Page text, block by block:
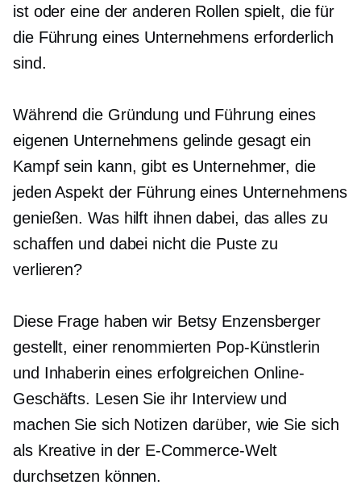
ist oder eine der anderen Rollen spielt, die für
die Führung eines Unternehmens erforderlich
sind.
Während die Gründung und Führung eines
eigenen Unternehmens gelinde gesagt ein
Kampf sein kann, gibt es Unternehmer, die
jeden Aspekt der Führung eines Unternehmens
genießen. Was hilft ihnen dabei, das alles zu
schaffen und dabei nicht die Puste zu
verlieren?
Diese Frage haben wir Betsy Enzensberger
gestellt, einer renommierten Pop-Künstlerin
und Inhaberin eines erfolgreichen Online-
Geschäfts. Lesen Sie ihr Interview und
machen Sie sich Notizen darüber, wie Sie sich
als Kreative in der E-Commerce-Welt
durchsetzen können.